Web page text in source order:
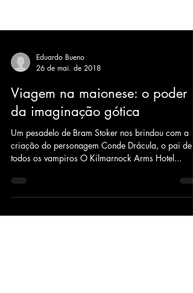
26 de mai. de 2018
Viagem na maionese: o poder
da imaginação gótica
Um pesadelo de Bram Stoker nos brindou com a
todos os vampiros O Kilmarnock Arms Hotel...